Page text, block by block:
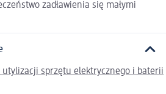
zadławienia się małymi
utylizacji sprzętu elektrycznego i baterii